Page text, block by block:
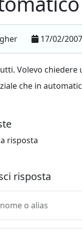
17/02/
Volevo
che in
risposta
risposta
o alias